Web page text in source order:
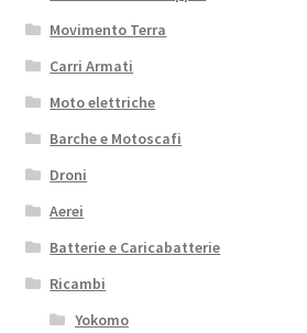
Movimento Terra
Carri Armati
Moto elettriche
Barche e Motoscafi
Droni
Aerei
Batterie e Caricabatterie
Ricambi
Yokomo